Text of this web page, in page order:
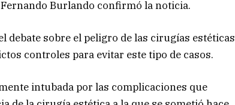
Burlando confirmó la noticia.
debate sobre el peligro de las cirugías estéticas
controles para evitar este tipo de casos.
intubada por las complicaciones que